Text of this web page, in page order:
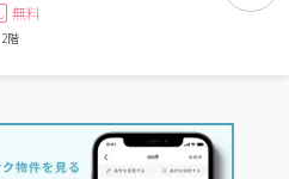
無料
2階